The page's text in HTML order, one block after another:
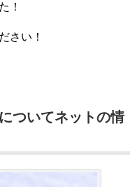
！
さい！
ついてネットの情